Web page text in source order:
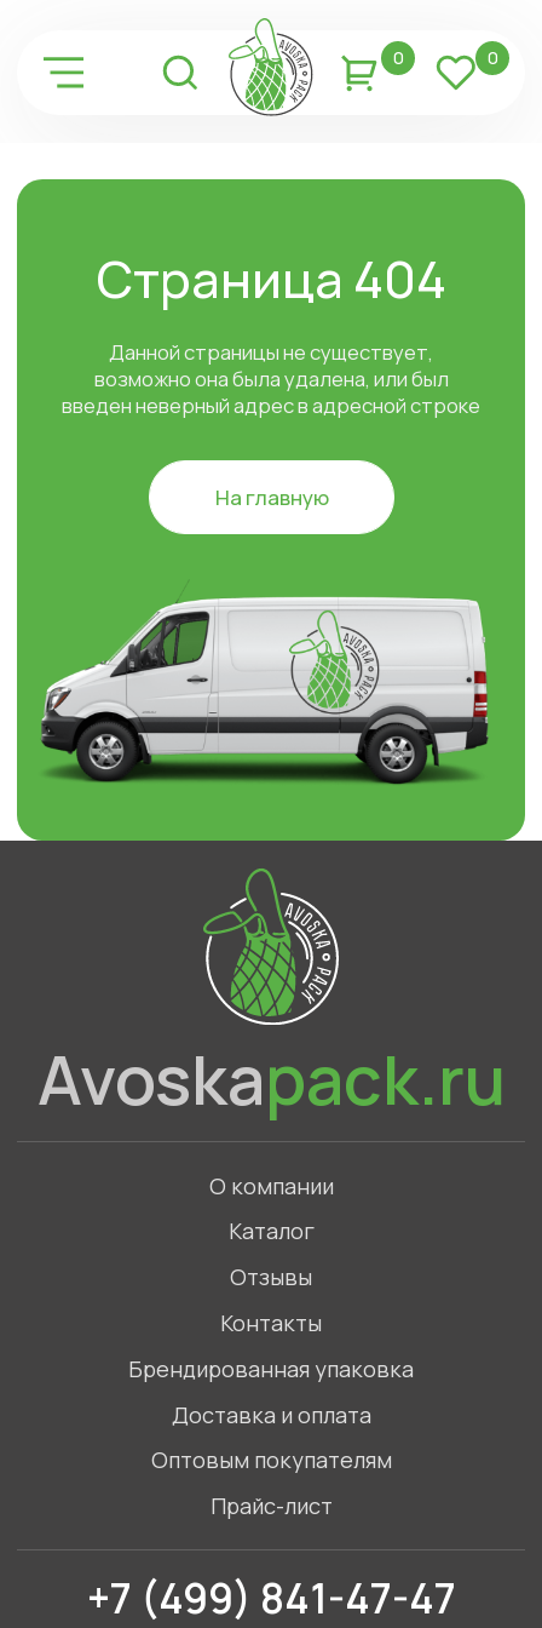
0
возможно она была удалена, или был
введен неверный адрес в адресной строке
На главную
Avoskapack.ru
О компании
Отзывы
Брендированная упаковка
Контакты
Доставка и оплата
+7 (499) 841-47-47
Политика конфиденциальности
ИП Голов Артемий Игоревич,
Адрес: Московская область, Одинцовский
городской округ, село Введенское, Торговый
комплекс Маркет
Разработка сайта
Прайс-лист
Смотреть на карте